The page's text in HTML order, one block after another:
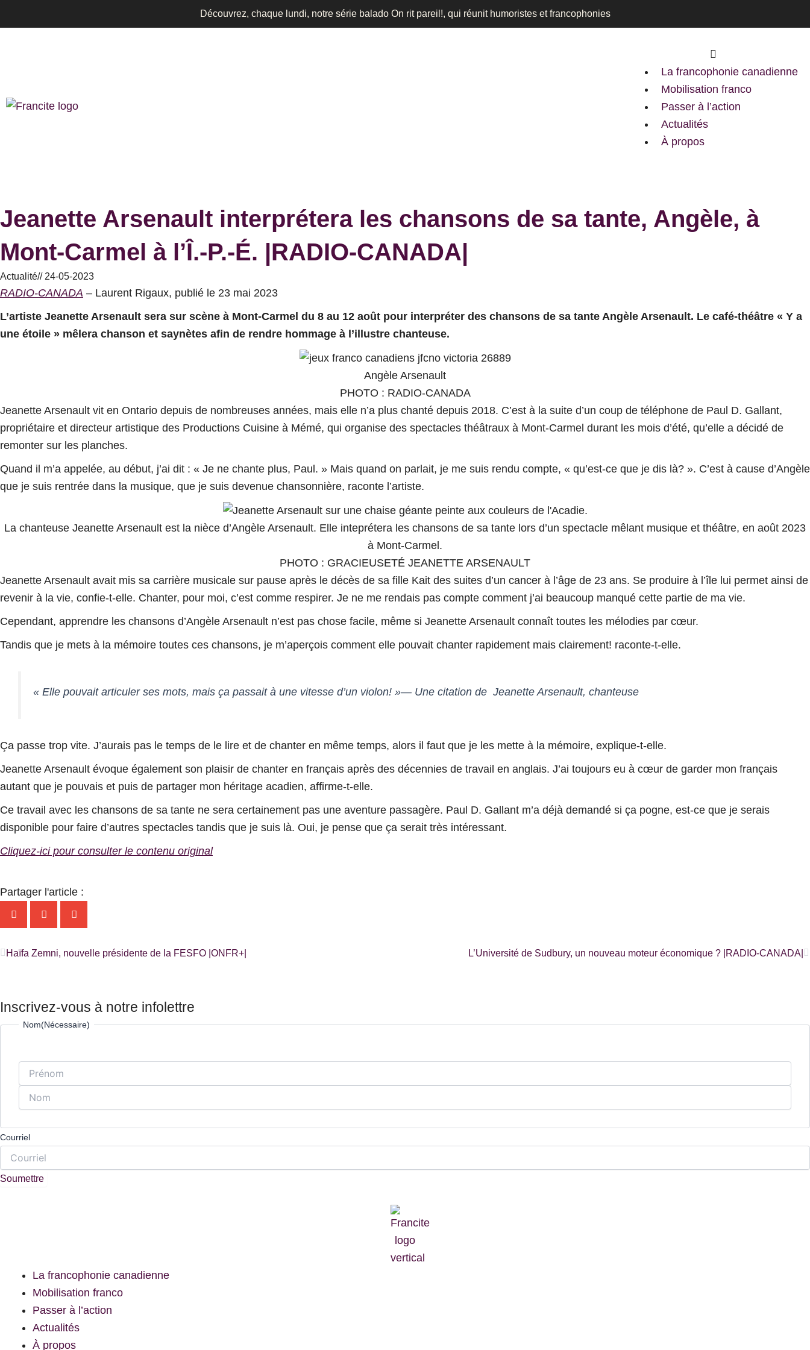
au
Découvrez, chaque lundi, notre série balado On rit pareil!, qui réunit humoristes et francophonies
Main
Menu
La francophonie canadienne
Mobilisation franco
Passer à l’action
Actualités
À propos
Jeanette Arsenault interprétera les chansons de sa tante, Angèle, à
Mont-Carmel à l’Î.-P.-É. |RADIO-CANADA|
Actualité// 24-05-2023
RADIO-CANADA – Laurent Rigaux, publié le 23 mai 2023
L’artiste Jeanette Arsenault sera sur scène à Mont-Carmel du 8 au 12 août pour interpréter des chansons de sa tante Angèle Arsenault. Le café-théâtre « Y a
une étoile » mêlera chanson et saynètes afin de rendre hommage à l’illustre chanteuse.
Angèle Arsenault
PHOTO : RADIO-CANADA
Jeanette Arsenault vit en Ontario depuis de nombreuses années, mais elle n’a plus chanté depuis 2018. C’est à la suite d’un coup de téléphone de Paul D. Gallant,
propriétaire et directeur artistique des Productions Cuisine à Mémé, qui organise des spectacles théâtraux à Mont-Carmel durant les mois d’été, qu’elle a décidé de
remonter sur les planches.
Quand il m’a appelée, au début, j’ai dit : « Je ne chante plus, Paul. » Mais quand on parlait, je me suis rendu compte, « qu’est-ce que je dis là? ». C’est à cause d’Angèle
que je suis rentrée dans la musique, que je suis devenue chansonnière, raconte l’artiste.
La chanteuse Jeanette Arsenault est la nièce d’Angèle Arsenault. Elle inteprétera les chansons de sa tante lors d’un spectacle mêlant musique et théâtre, en août 2023
à Mont-Carmel.
PHOTO : GRACIEUSETÉ JEANETTE ARSENAULT
Jeanette Arsenault avait mis sa carrière musicale sur pause après le décès de sa fille Kait des suites d’un cancer à l’âge de 23 ans. Se produire à l’île lui permet ainsi de
revenir à la vie, confie-t-elle. Chanter, pour moi, c’est comme respirer. Je ne me rendais pas compte comment j’ai beaucoup manqué cette partie de ma vie.
Cependant, apprendre les chansons d’Angèle Arsenault n’est pas chose facile, même si Jeanette Arsenault connaît toutes les mélodies par cœur.
Tandis que je mets à la mémoire toutes ces chansons, je m’aperçois comment elle pouvait chanter rapidement mais clairement! raconte-t-elle.
« Elle pouvait articuler ses mots, mais ça passait à une vitesse d’un violon! »— Une citation de Jeanette Arsenault, chanteuse
Ça passe trop vite. J’aurais pas le temps de le lire et de chanter en même temps, alors il faut que je les mette à la mémoire, explique-t-elle.
Jeanette Arsenault évoque également son plaisir de chanter en français après des décennies de travail en anglais. J’ai toujours eu à cœur de garder mon français
autant que je pouvais et puis de partager mon héritage acadien, affirme-t-elle.
Ce travail avec les chansons de sa tante ne sera certainement pas une aventure passagère. Paul D. Gallant m’a déjà demandé si ça pogne, est-ce que je serais
disponible pour faire d’autres spectacles tandis que je suis là. Oui, je pense que ça serait très intéressant.
Cliquez-ici pour consulter le contenu original
Partager l'article :
Précédent
Haïfa Zemni, nouvelle présidente de la FESFO |ONFR+| L’Université de Sudbury, un nouveau moteur économique ? |RADIO-CANADA|
Inscrivez-vous à notre infolettre
Nom(Nécessaire)
Prénom
Nom
Courriel
Main
Menu
La francophonie canadienne
Mobilisation franco
Passer à l’action
Actualités
À propos